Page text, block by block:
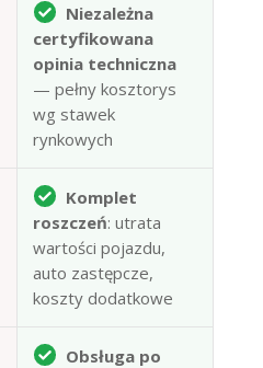
Niezależna
certyfikowana
opinia techniczna
— pełny kosztorys
wg stawek
rynkowych
Komplet
roszczeń: utrata
wartości pojazdu,
auto zastępcze,
koszty dodatkowe
Obsługa po